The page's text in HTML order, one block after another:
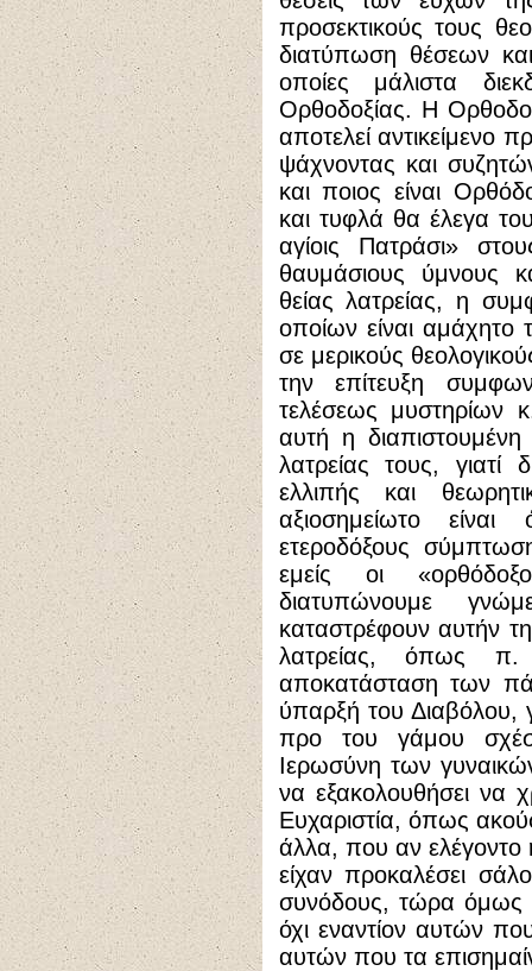
προσεκτικούς τους
διατύπωση θέσεων
οποίες μάλιστα
Ορθοδοξίας. Η
αποτελεί αντικείμενο
ψάχνοντας και
και ποιος είναι
και τυφλά θα έλεγα
αγίοις Πατράσι»
θαυμάσιους ύμνους
θείας λατρείας, η
οποίων είναι αμάχητο
σε μερικούς
την επίτευξη
τελέσεως μυστηρίων
αυτή η
λατρείας τους, γιατί
ελλιπής και
αξιοσημείωτο
ετεροδόξους
εμείς οι
διατυπώνουμε
καταστρέφουν αυτήν
λατρείας, όπως
αποκατάσταση των
ύπαρξή του Διαβόλου,
προ του γάμου
Ιερωσύνη των
να εξακολουθήσει να
Ευχαριστία, όπως
άλλα, που αν ελέγοντο
είχαν προκαλέσει
συνόδους, τώρα όμως
όχι εναντίον αυτών
αυτών που τα